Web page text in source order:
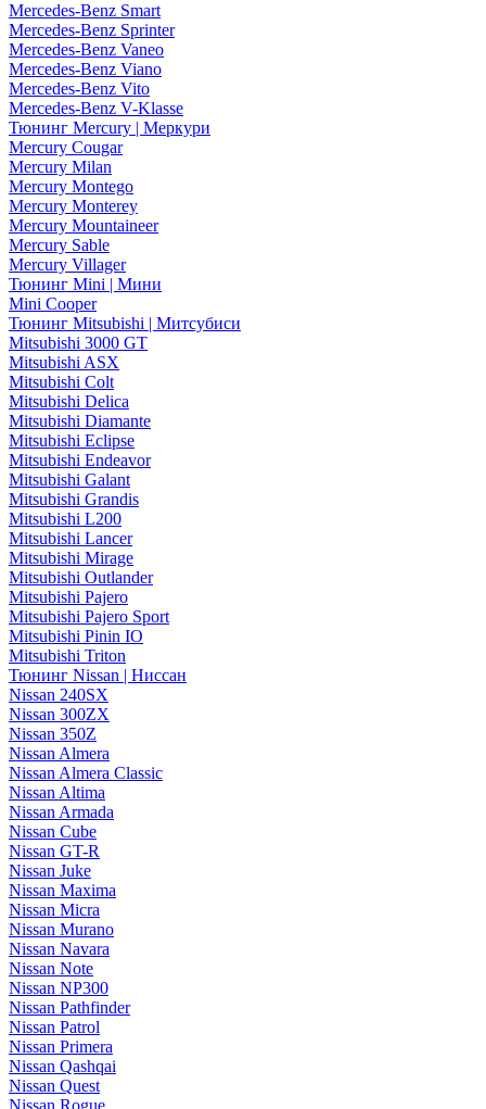
Mercedes-Benz Smart
Mercedes-Benz Sprinter
Mercedes-Benz Vaneo
Mercedes-Benz Viano
Mercedes-Benz Vito
Mercedes-Benz V-Klasse
Тюнинг Mercury | Меркури
Mercury Cougar
Mercury Milan
Mercury Montego
Mercury Monterey
Mercury Mountaineer
Mercury Sable
Mercury Villager
Тюнинг Mini | Мини
Mini Cooper
Тюнинг Mitsubishi | Митсубиси
Mitsubishi 3000 GT
Mitsubishi ASX
Mitsubishi Colt
Mitsubishi Delica
Mitsubishi Diamante
Mitsubishi Eclipse
Mitsubishi Endeavor
Mitsubishi Galant
Mitsubishi Grandis
Mitsubishi L200
Mitsubishi Lancer
Mitsubishi Mirage
Mitsubishi Outlander
Mitsubishi Pajero
Mitsubishi Pajero Sport
Mitsubishi Pinin IO
Mitsubishi Triton
Тюнинг Nissan | Ниссан
Nissan 240SX
Nissan 300ZX
Nissan 350Z
Nissan Almera
Nissan Almera Classic
Nissan Altima
Nissan Armada
Nissan Cube
Nissan GT-R
Nissan Juke
Nissan Maxima
Nissan Micra
Nissan Murano
Nissan Navara
Nissan Note
Nissan NP300
Nissan Pathfinder
Nissan Patrol
Nissan Primera
Nissan Qashqai
Nissan Quest
Nissan Rogue